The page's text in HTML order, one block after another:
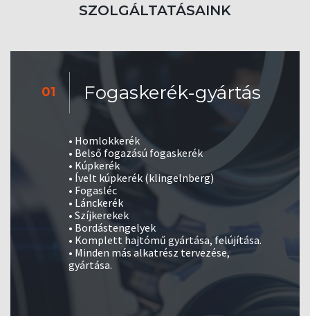
SZOLGÁLTATÁSAINK
01 Fogaskerék-gyártás
• Homlokkerék
• Belső fogazású fogaskerék
• Kúpkerék
• Ívelt kúpkerék (klingelnberg)
• Fogasléc
• Lánckerék
• Szíjkerekek
• Bordástengelyek
• Komplett hajtómű gyártása, felújítása.
• Minden más alkatrész tervezése,
gyártása.